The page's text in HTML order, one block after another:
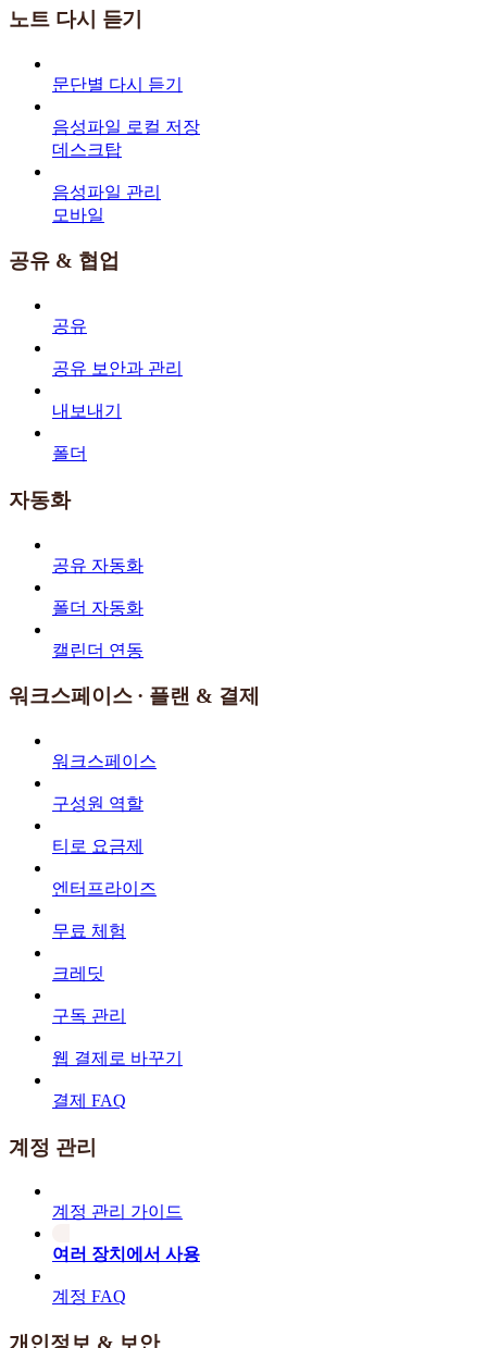
노트 다시 듣기
문단별 다시 듣기
음성파일 로컬 저장
데스크탑
음성파일 관리
모바일
공유 & 협업
공유
공유 보안과 관리
내보내기
폴더
자동화
공유 자동화
폴더 자동화
캘린더 연동
워크스페이스 · 플랜 & 결제
워크스페이스
구성원 역할
티로 요금제
엔터프라이즈
무료 체험
크레딧
구독 관리
웹 결제로 바꾸기
결제 FAQ
계정 관리
계정 관리 가이드
여러 장치에서 사용
계정 FAQ
개인정보 & 보안